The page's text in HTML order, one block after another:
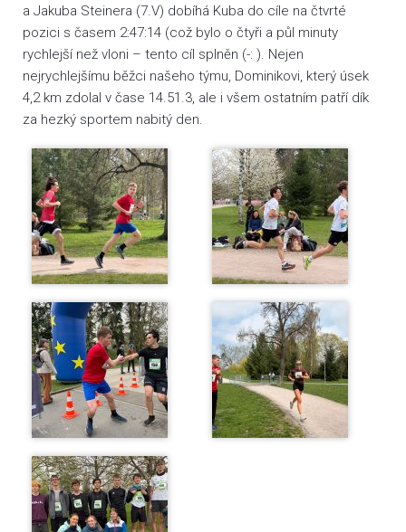
a Jakuba Steinera (7.V) dobíhá Kuba do cíle na čtvrté
pozici s časem 2:47:14 (což bylo o čtyři a půl minuty
rychlejší než vloni – tento cíl splněn (-: ). Nejen
nejrychlejšímu běžci našeho týmu, Dominikovi, který úsek
4,2 km zdolal v čase 14.51.3, ale i všem ostatním patří dík
za hezký sportem nabitý den.